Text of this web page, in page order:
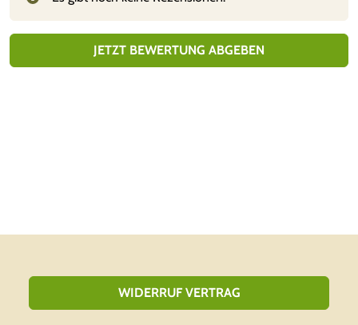
mi
vo
JETZT BEWERTUNG ABGEBEN
WIDERRUF VERTRAG